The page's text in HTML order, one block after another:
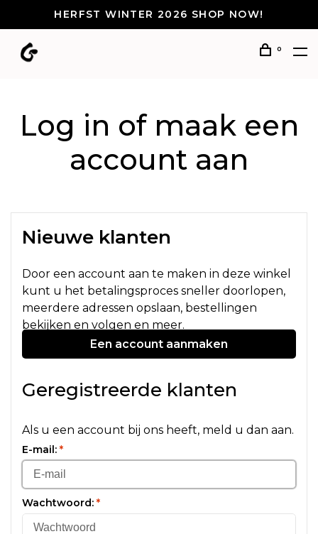
HERFST WINTER 2026 SHOP NOW!
0
Log in of maak een
account aan
Nieuwe klanten
Door een account aan te maken in deze winkel
kunt u het betalingsproces sneller doorlopen,
meerdere adressen opslaan, bestellingen
bekijken en volgen en meer.
Een account aanmaken
Geregistreerde klanten
Als u een account bij ons heeft, meld u dan aan.
E-mail: *
Wachtwoord: *